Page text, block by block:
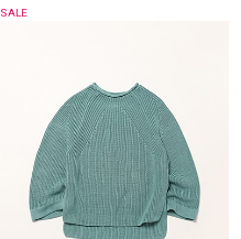
SALE